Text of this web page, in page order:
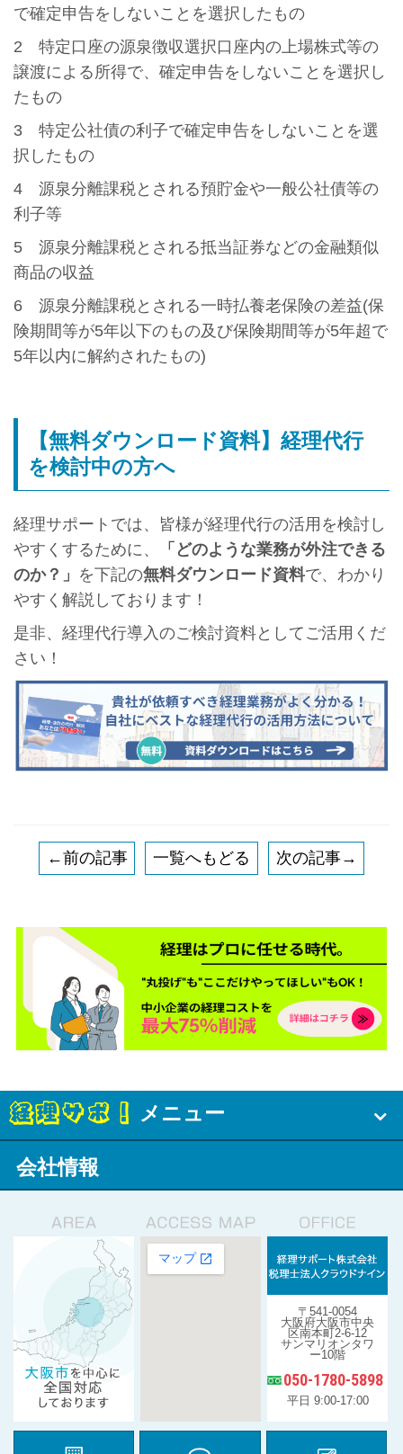
で確定申告をしないことを選択したもの
2 特定口座の源泉徴収選択口座内の上場株式等の
譲渡による所得で、確定申告をしないことを選択し
たもの
3 特定公社債の利子で確定申告をしないことを選
択したもの
4 源泉分離課税とされる預貯金や一般公社債等の
利子等
5 源泉分離課税とされる抵当証券などの金融類似
商品の収益
6 源泉分離課税とされる一時払養老保険の差益(保
険期間等が5年以下のもの及び保険期間等が5年超で
5年以内に解約されたもの)
【無料ダウンロード資料】経理代行
を検討中の方へ
経理サポートでは、皆様が経理代行の活用を検討し
やすくするために、
「どのような業務が外注できる
のか？」 を下記の無料ダウンロード資料で、わかり
やすく解説しております！
是非、経理代行導入のご検討資料としてご活用くだ
さい！
←前の記事 一覧へもどる 次の記事→
メニュー
会社情報
〒541-0054
大阪府大阪市中央
区南本町2-6-12
サンマリオンタワ
ー10階
050-1780-5898
平日 9:00-17:00